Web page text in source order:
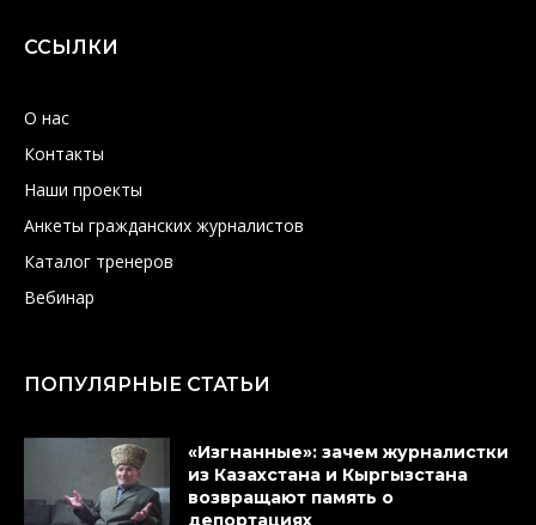
ССЫЛКИ
О нас
Контакты
Наши проекты
Анкеты гражданских журналистов
Каталог тренеров
Вебинар
ПОПУЛЯРНЫЕ СТАТЬИ
«Изгнанные»: зачем журналистки
из Казахстана и Кыргызстана
возвращают память о
депортациях